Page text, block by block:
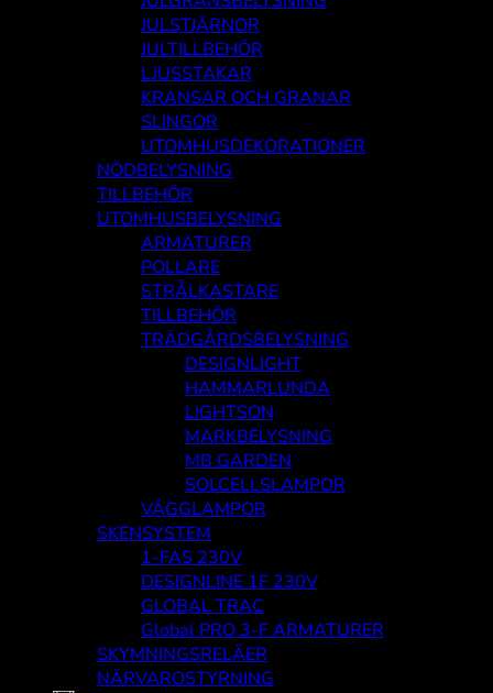
JULSTJÄRNOR
JULTILLBEHÖR
LJUSSTAKAR
KRANSAR OCH GRANAR
SLINGOR
UTOMHUSDEKORATIONER
NÖDBELYSNING
TILLBEHÖR
UTOMHUSBELYSNING
ARMATURER
POLLARE
STRÅLKASTARE
TILLBEHÖR
TRÄDGÅRDSBELYSNING
DESIGNLIGHT
HAMMARLUNDA
LIGHTSON
MARKBELYSNING
MB GARDEN
SOLCELLSLAMPOR
VÄGGLAMPOR
SKENSYSTEM
1-FAS 230V
DESIGNLINE 1F 230V
GLOBAL TRAC
Global PRO 3-F ARMATURER
SKYMNINGSRELÄER
NÄRVAROSTYRNING